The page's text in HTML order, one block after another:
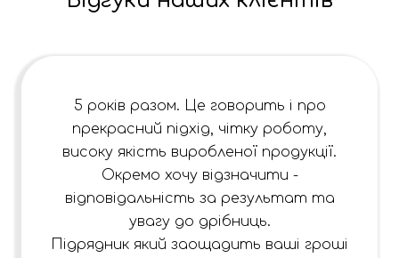
меншу вартість доставки. Якщо у Вас є
5 років разом. Це говорить і про
прекрасний підхід, чітку роботу,
високу якість виробленої продукції.
Окремо хочу відзначити -
відповідальність за результат та
увагу до дрібниць.
Підрядник який заощадить ваші гроші